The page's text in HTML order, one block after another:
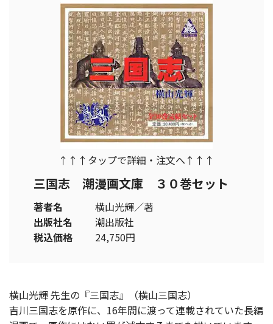
↑↑↑タップで詳細・注文へ↑↑↑
三国志 潮漫画文庫 ３０巻セット
著者名
横山光輝／著
出版社名
潮出版社
税込価格
24,750円
横山光輝 先生の『三国志』（横山三国志）
吉川三国志を原作に、16年間に渡って連載されていた長編